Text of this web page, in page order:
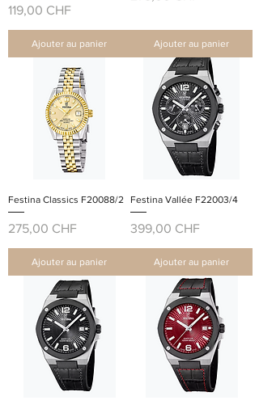
Prix
119,00 CHF
Ajouter au panier Ajouter au panier
Festina Classics F20088/2
Prix
275,00 CHF
Ajouter au panier
Festina Vallée F22003/4
Prix
399,00 CHF
Ajouter au panier